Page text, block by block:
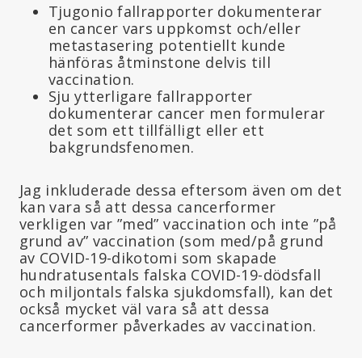
Tjugonio fallrapporter dokumenterar
en cancer vars uppkomst och/eller
metastasering potentiellt kunde
hänföras åtminstone delvis till
vaccination.
Sju ytterligare fallrapporter
dokumenterar cancer men formulerar
det som ett tillfälligt eller ett
bakgrundsfenomen.
Jag inkluderade dessa eftersom även om det
kan vara så att dessa cancerformer
verkligen var ”med” vaccination och inte ”på
grund av” vaccination (som med/på grund
av COVID-19-dikotomi som skapade
hundratusentals falska COVID-19-dödsfall
och miljontals falska sjukdomsfall), kan det
också mycket väl vara så att dessa
cancerformer påverkades av vaccination.